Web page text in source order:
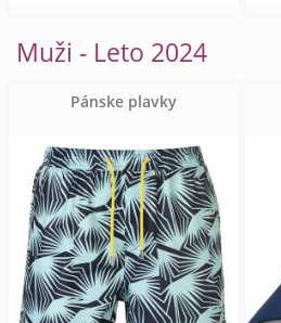
Muži - Leto 2024
Pánske plavky